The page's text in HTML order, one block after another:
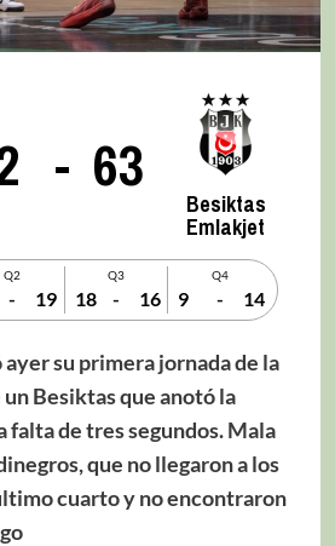
- 63
Besiktas
Emlakjet
Q2
- 19
Q3
18 - 16
Q4
9 - 14
su primera jornada de la
Besiktas que anotó la
falta de tres segundos. Mala
que no llegaron a los
cuarto y no encontraron